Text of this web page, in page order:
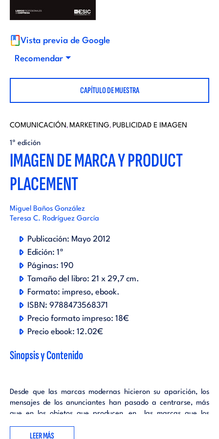
d
t
o
r
i
a
l
a
Vista previa de Google
Recomendar
CAPÍTULO DE MUESTRA
COMUNICACIÓN, MARKETING, PUBLICIDAD E IMAGEN
1ª edición
IMAGEN DE MARCA Y PRODUCT
PLACEMENT
Miguel Baños González
Teresa C. Rodríguez García
Publicación: Mayo 2012
Edición: 1ª
Páginas: 190
Tamaño del libro: 21 x 29,7 cm.
Formato: impreso ebook.
ISBN: 9788473568371
Precio formato impreso: 18€
Precio ebook: 12.02€
Sinopsis y Contenido
Desde que las marcas modernas hicieron su aparición, los
mensajes de los anunciantes han pasado a centrarse, más
que en los objetos que producen, en las marcas que los
diferencian, poniendo de relieve la importancia de los
intangibles en sus comunicaciones. Por otra parte, la
LEER MÁS